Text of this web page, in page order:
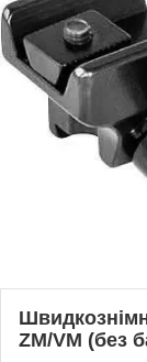
ZM/VM (без